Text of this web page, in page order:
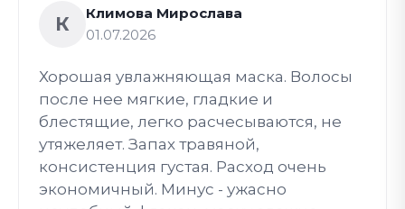
К
Климова Мирослава
01.07.2026
Хорошая увлажняющая маска. Волосы
после нее мягкие, гладкие и
блестящие, легко расчесываются, не
утяжеляет. Запах травяной,
консистенция густая. Расход очень
экономичный. Минус - ужасно